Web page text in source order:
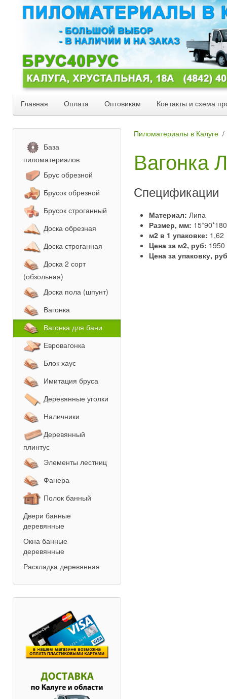
Главная Оплата Оптовикам Контакты и схема
Пиломатериалы в Калуге
Вагонка
Спецификации
Материал: Липа
Размер, мм:
м2 в 1 упаковке: 1,62
Цена за м2, руб: 1950
Цена за упаковку,
База
пиломатериалов
Брус обрезной
Брусок обрезной
Брусок строганный
Доска обрезная
Доска строганная
Доска 2 сорт
(обзольная)
Доска пола (шпунт)
Вагонка
Вагонка для бани
Евровагонка
Блок хаус
Имитация бруса
Деревянные уголки
Наличники
Деревянный
плинтус
Элементы лестниц
Фанера
Полок банный
Двери банные
деревянные
Окна банные
деревянные
Раскладка деревянная